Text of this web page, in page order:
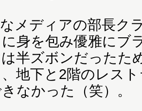
メディアの部長ク
身を包み優雅にブ
半ズボンだったた
地下と2階のレス
なかった（笑）。